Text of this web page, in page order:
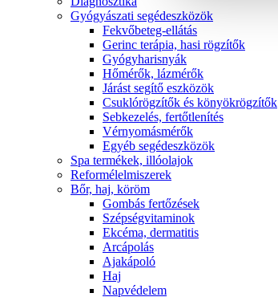
Gyógyászati segédeszközök
Fekvőbeteg-ellátás
Gerinc terápia, hasi rögzítők
Gyógyharisnyák
Hőmérők, lázmérők
Járást segítő eszközök
Csuklórögzítők és könyökrögzítők
Sebkezelés, fertőtlenítés
Vérnyomásmérők
Egyéb segédeszközök
Spa termékek, illóolajok
Reformélelmiszerek
Bőr, haj, köröm
Gombás fertőzések
Szépségvitaminok
Ekcéma, dermatitis
Arcápolás
Ajakápoló
Haj
Napvédelem